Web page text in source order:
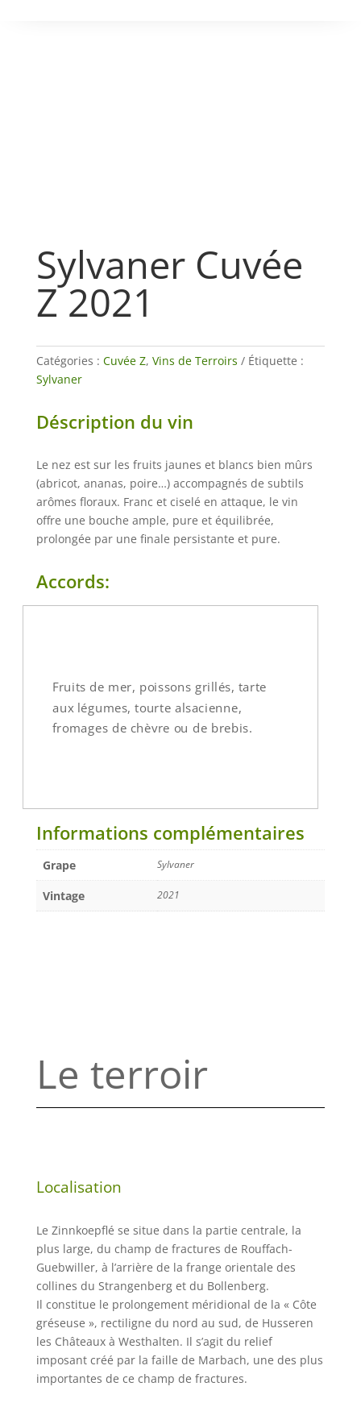
Sylvaner Cuvée
Z 2021
Catégories : Cuvée Z, Vins de Terroirs
Étiquette :
Sylvaner
Déscription du vin
Le nez est sur les fruits jaunes et blancs bien mûrs
(abricot, ananas, poire…) accompagnés de subtils
arômes floraux. Franc et ciselé en attaque, le vin
offre une bouche ample, pure et équilibrée,
prolongée par une finale persistante et pure.
Accords:
Fruits de mer, poissons grillés, tarte
aux légumes, tourte alsacienne,
fromages de chèvre ou de brebis.
Informations complémentaires
Grape Sylvaner
Vintage 2021
Le terroir
Localisation
Le Zinnkoepflé se situe dans la partie centrale, la
plus large, du champ de fractures de Rouffach-
Guebwiller, à l’arrière de la frange orientale des
collines du Strangenberg et du Bollenberg.
Il constitue le prolongement méridional de la « Côte
gréseuse », rectiligne du nord au sud, de Husseren
les Châteaux à Westhalten. Il s’agit du relief
imposant créé par la faille de Marbach, une des plus
importantes de ce champ de fractures.